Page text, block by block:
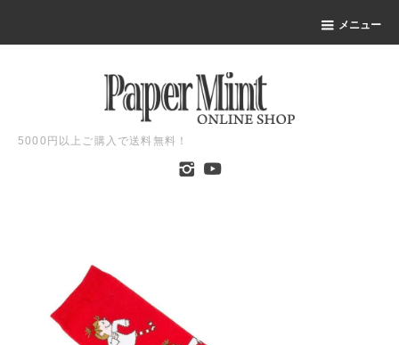
メニュー
5000円以上ご購入で送料無料！